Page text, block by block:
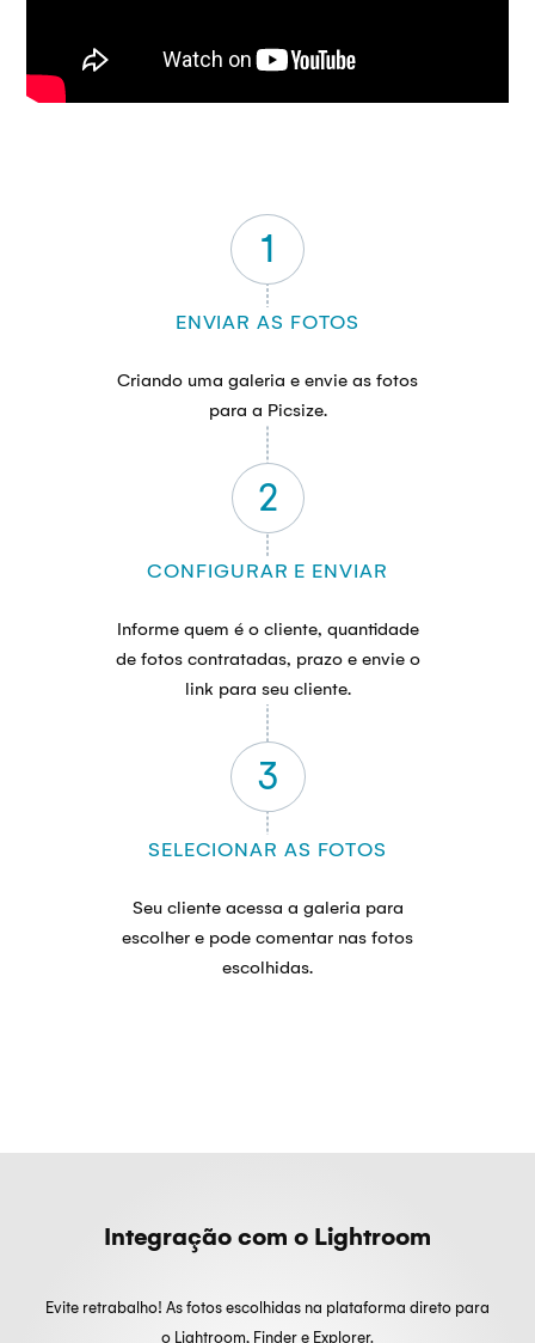
1
ENVIAR AS FOTOS
Criando uma galeria e envie as fotos
para a Picsize.
2
CONFIGURAR E ENVIAR
Informe quem é o cliente, quantidade
de fotos contratadas, prazo e envie o
link para seu cliente.
3
SELECIONAR AS FOTOS
Seu cliente acessa a galeria para
escolher e pode comentar nas fotos
escolhidas.
Integração com o Lightroom
Evite retrabalho! As fotos escolhidas na plataforma direto para
o Lightroom, Finder e Explorer.